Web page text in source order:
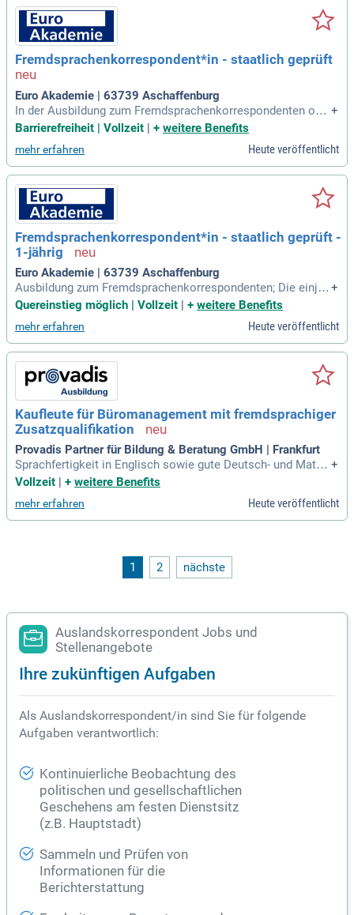
Fremdsprachenkorrespondent*in - staatlich geprüft
Euro Akademie | 63739 Aschaffenburg
In der Ausbildung zum Fremdsprachenkorrespondenten ode
r zur Fremdsprachenkorrespondentin wirst du deine Sprachk
e IT-Fähigkeiten auf den neuesten Stand bringen.
+
Barrierefreiheit | Vollzeit | + weitere Benefits
mehr erfahren Heute veröffentlicht
Fremdsprachenkorrespondent*in - staatlich geprüft -
1-jährig
Euro Akademie | 63739 Aschaffenburg
Ausbildung zum Fremdsprachenkorrespondenten; Die einjäh
rige Ausbildung zum*r Fremdsprachenkorrespondent*in ver
mittelt die erforderlichen Kompetenzen und ist bundesweit
anerkannt.
+
Quereinstieg möglich | Vollzeit | + weitere Benefits
mehr erfahren Heute veröffentlicht
Kaufleute für Büromanagement mit fremdsprachiger
Zusatzqualifikation
Provadis Partner für Bildung & Beratung GmbH | Frankfurt
Sprachfertigkeit in Englisch sowie gute Deutsch- und Mathe
matikkenntnisse; Interesse an kaufmännischen Tätigkeiten;
für Büromanagement; eine parallele Qualifizierung zum/zur f
remdsprachlichen Korrespondent
+
Vollzeit
+ weitere Benefits
mehr erfahren Heute veröffentlicht
1 2 nächste
Auslandskorrespondent Jobs und
Stellenangebote
Ihre zukünftigen Aufgaben
Als Auslandskorrespondent/in sind Sie für folgende
Aufgaben verantwortlich:
Kontinuierliche Beobachtung des
politischen und gesellschaftlichen
Geschehens am festen Dienstsitz
(z.B. Hauptstadt)
Sammeln und Prüfen von
Informationen für die
Berichterstattung